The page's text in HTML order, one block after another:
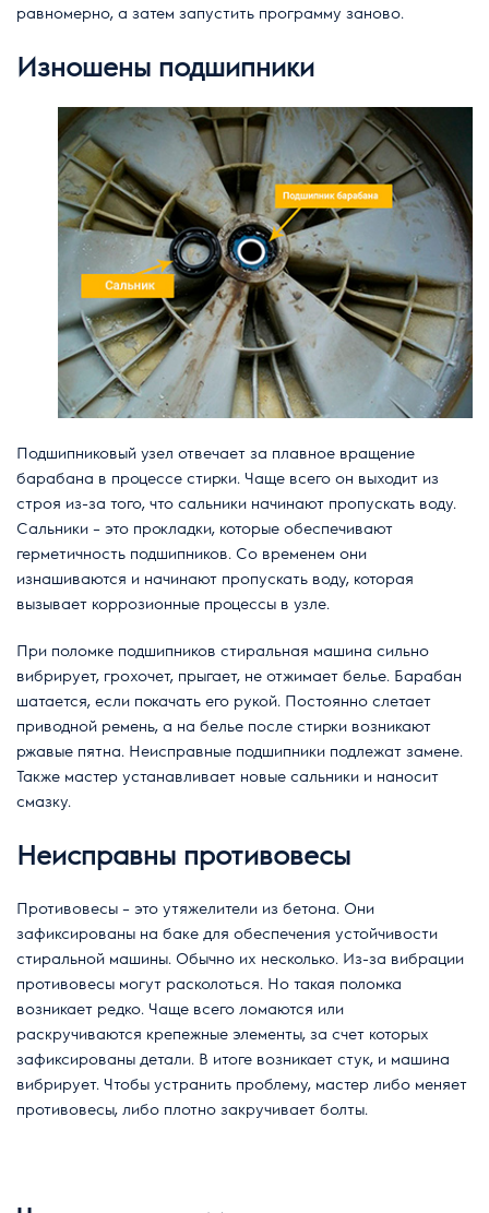
равномерно, а затем запустить программу заново.
Изношены подшипники
Подшипниковый узел отвечает за плавное вращение
барабана в процессе стирки. Чаще всего он выходит из
строя из-за того, что сальники начинают пропускать воду.
Сальники – это прокладки, которые обеспечивают
герметичность подшипников. Со временем они
изнашиваются и начинают пропускать воду, которая
вызывает коррозионные процессы в узле.
При поломке подшипников стиральная машина сильно
вибрирует, грохочет, прыгает, не отжимает белье. Барабан
шатается, если покачать его рукой. Постоянно слетает
приводной ремень, а на белье после стирки возникают
ржавые пятна. Неисправные подшипники подлежат замене.
Также мастер устанавливает новые сальники и наносит
смазку.
Неисправны противовесы
Противовесы – это утяжелители из бетона. Они
зафиксированы на баке для обеспечения устойчивости
стиральной машины. Обычно их несколько. Из-за вибрации
противовесы могут расколоться. Но такая поломка
возникает редко. Чаще всего ломаются или
раскручиваются крепежные элементы, за счет которых
зафиксированы детали. В итоге возникает стук, и машина
вибрирует. Чтобы устранить проблему, мастер либо меняет
противовесы, либо плотно закручивает болты.